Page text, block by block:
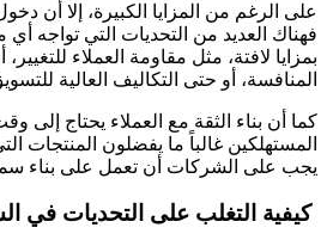
على الرغم من المزايا الكبيرة، إلا أن
فهناك العديد من التحديات التي تواجه
بمزايا لافتة، مثل مقاومة العملاء
المنافسة، أو حتى التكاليف العالية
كما أن بناء الثقة مع العملاء يحتاج إلى
المستهلكين غالباً ما يفضلون المنتجات
يجب على الشركات أن تعمل على بناء
كيفية التغلب على التحديات في